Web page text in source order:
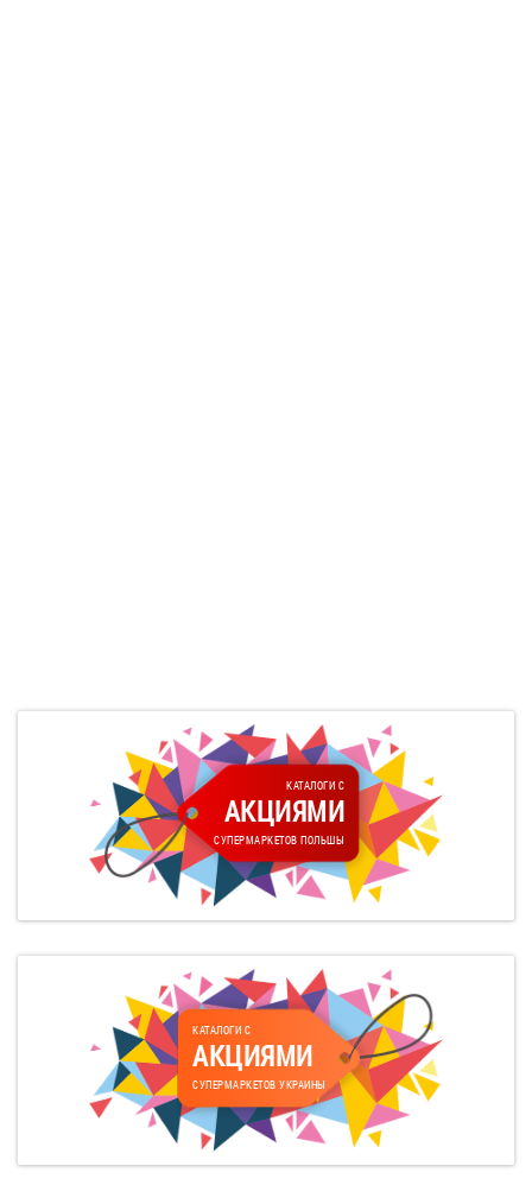
КАТАЛОГИ С
АКЦИЯМИ
СУПЕРМАРКЕТОВ ПОЛЬШЫ
КАТАЛОГИ С
АКЦИЯМИ
СУПЕРМАРКЕТОВ УКРАИНЫ